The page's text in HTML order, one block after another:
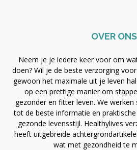
OVER ONS
Neem je je iedere keer voor om
doen? Wil je de beste verzorging
gewoon het maximale uit je leven
op een prettige manier om
gezonder en fitter leven. We
tot de beste informatie en
gezonde levensstijl. Healthylives
heeft uitgebreide
wat met gezondheid te